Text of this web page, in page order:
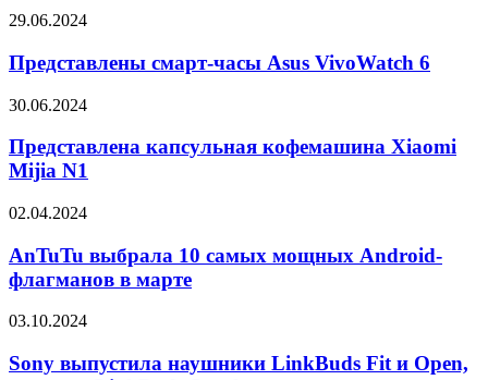
Представлены
часы
Asus
VivoWatch
6
29.06.2024
Представлены смарт-часы Asus VivoWatch 6
Представлена
кофемашина
Xiaomi
Mijia
30.06.2024
Представлена капсульная кофемашина Xiaomi
Mijia N1
AnTuTu
10
самых
мощных
флагманов
марте
02.04.2024
AnTuTu выбрала 10 самых мощных Android-
флагманов в марте
Sony
наушники
03.10.2024
Sony выпустила наушники LinkBuds Fit и Open,